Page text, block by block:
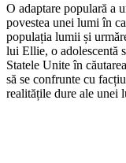
O adaptare populară a
povestea unei lumi în
populația lumii și
lui Ellie, o adolescentă
Statele Unite în
să se confrunte cu
realitățile dure ale unei